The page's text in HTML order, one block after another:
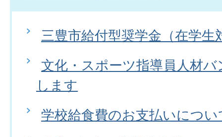
三豊市給付型奨学金（在学生
文化・スポーツ指導員人材
します
学校給食費のお支払いにつ